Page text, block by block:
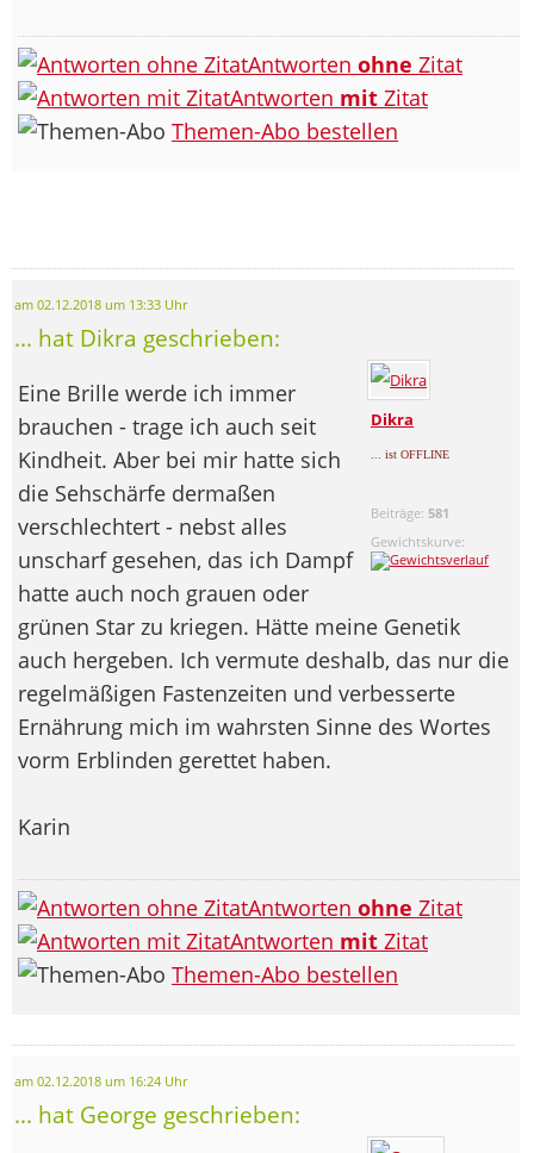
Antworten ohne Zitat
Antworten mit Zitat
Themen-Abo bestellen
am 02.12.2018 um 13:33 Uhr
... hat Dikra geschrieben:
Dikra
... ist OFFLINE
Beiträge: 581
Gewichtskurve:
Eine Brille werde ich immer
brauchen - trage ich auch seit
Kindheit. Aber bei mir hatte sich
die Sehschärfe dermaßen
verschlechtert - nebst alles
unscharf gesehen, das ich Dampf
hatte auch noch grauen oder
grünen Star zu kriegen. Hätte meine Genetik
auch hergeben. Ich vermute deshalb, das nur die
regelmäßigen Fastenzeiten und verbesserte
Ernährung mich im wahrsten Sinne des Wortes
vorm Erblinden gerettet haben.
Karin
Antworten ohne Zitat
Antworten mit Zitat
Themen-Abo bestellen
am 02.12.2018 um 16:24 Uhr
... hat George geschrieben: